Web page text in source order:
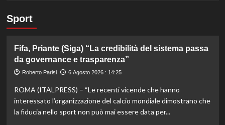
Sport
Fifa, Priante (Siga) “La credibilità del sistema passa
da governance e trasparenza”
Roberto Parisi 6 Agosto 2026 : 14:25
ROMA (ITALPRESS) – “Le recenti vicende che hanno
interessato l’organizzazione del calcio mondiale dimostrano che
la fiducia nello sport non può mai essere data per...